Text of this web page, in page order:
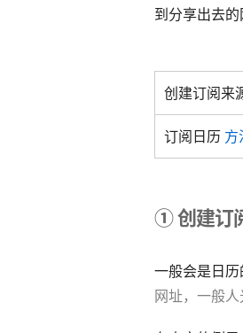
到分享出去的
创建订阅来
订阅日历 方
① 创建订
一般会是日
网址，一般人